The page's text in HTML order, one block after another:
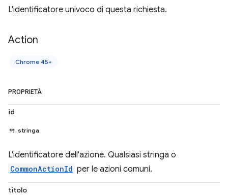
L'identificatore univoco di questa richiesta.
Action
Chrome 45+
PROPRIETÀ
id
stringa
L'identificatore dell'azione. Qualsiasi stringa o
CommonActionId per le azioni comuni.
titolo